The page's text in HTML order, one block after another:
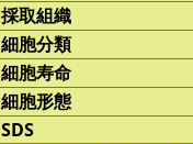
採取組織
細胞分類
細胞寿命
細胞形態
SDS